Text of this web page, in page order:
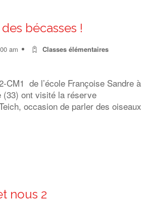
des bécasses !
am
Classes élémentaires
CM1 de l’école Françoise Sandre à
(33) ont visité la réserve
occasion de parler des oiseaux
nous 2